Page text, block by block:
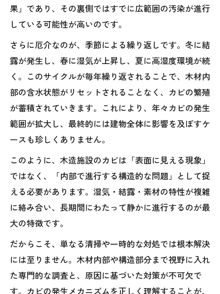
果」であり、その裏側ではすでに広範囲の汚染が進行
している可能性が高いのです。
さらに厄介なのが、季節による繰り返しです。冬に結
露が発生し、春に湿気が上昇し、夏に高湿度環境が続
く。このサイクルが毎年繰り返されることで、木材内
部の含水状態がリセットされることなく、カビの繁殖
が蓄積されていきます。これにより、年々カビの発生
範囲が拡大し、最終的には建物全体に影響を及ぼすケ
ースも珍しくありません。
このように、木造施設のカビは「表面に見える現象」
ではなく、「内部で進行する構造的な問題」として捉
える必要があります。湿気・結露・素材の特性が複雑
に絡み合い、長期間にわたって静かに進行するのが最
大の特徴です。
だからこそ、単なる清掃や一時的な対処では根本解決
には至りません。木材内部や構造部分まで視野に入れ
た専門的な調査と、原因に基づいた対策が不可欠で
す。カビの発生メカニズムを正しく理解することが、